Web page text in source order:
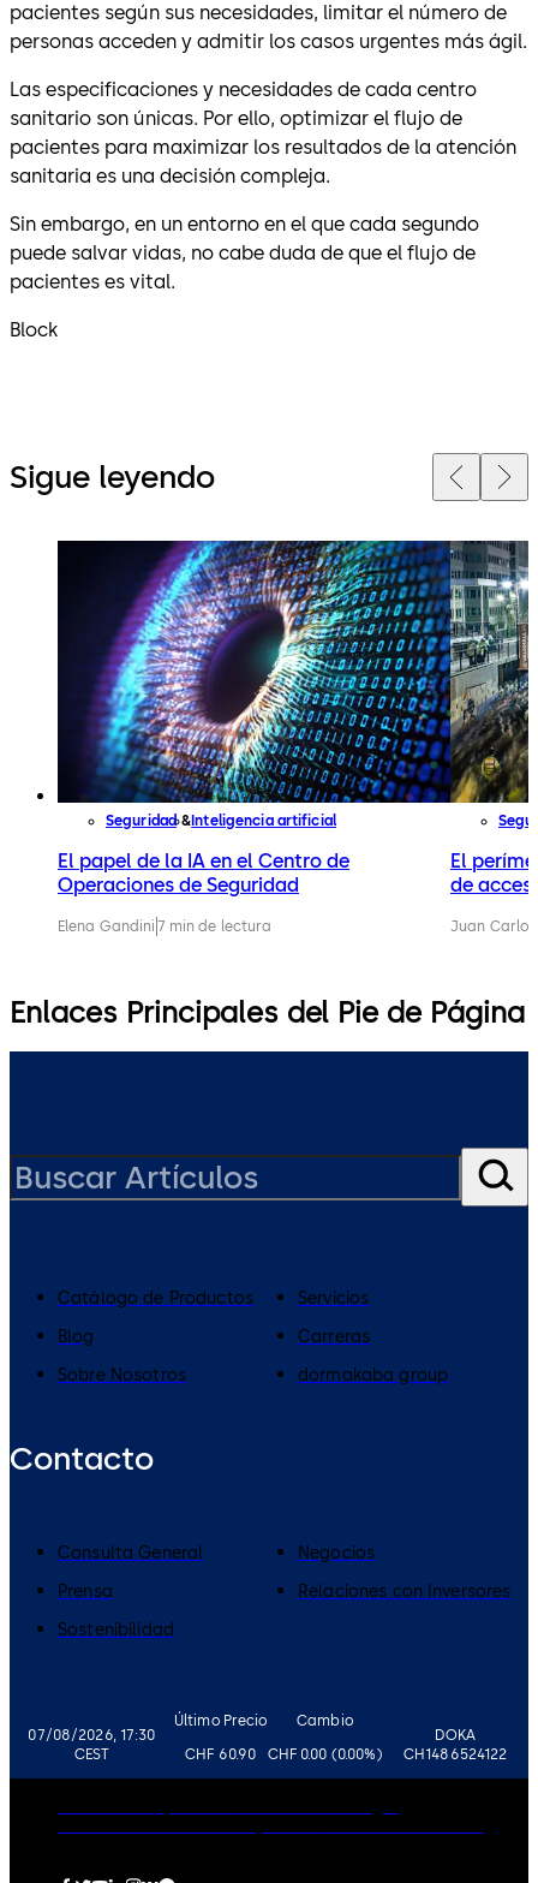
pacientes según sus necesidades, limitar el número de
personas acceden y admitir los casos urgentes más ágil.
Las especificaciones y necesidades de cada centro
sanitario son únicas. Por ello, optimizar el flujo de
pacientes para maximizar los resultados de la atención
sanitaria es una decisión compleja.
Sin embargo, en un entorno en el que cada segundo
puede salvar vidas, no cabe duda de que el flujo de
pacientes es vital.
Block
Sigue leyendo
Seguridad Inteligencia artificial
El papel de la IA en el Centro de
Operaciones de Seguridad
Elena Gandini 7 min de lectura
El
de
Juan
Enlaces Principales del Pie de Página
07/08/2026, 17:30
CEST
Último Precio
CHF 60.90
Cambio
CHF 0.00 (0.00%)
DOKA
CH1486524122
Catálogo de Productos
Servicios
Blog
Carreras
Sobre Nosotros
dormakaba group
Contacto
Consulta General
Negocios
Prensa
Relaciones con Inversores
Sostenibilidad